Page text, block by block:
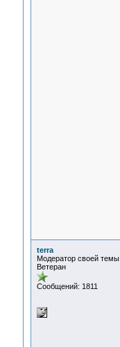
terra
Модератор своей темы
Ветеран
Сообщений: 1811